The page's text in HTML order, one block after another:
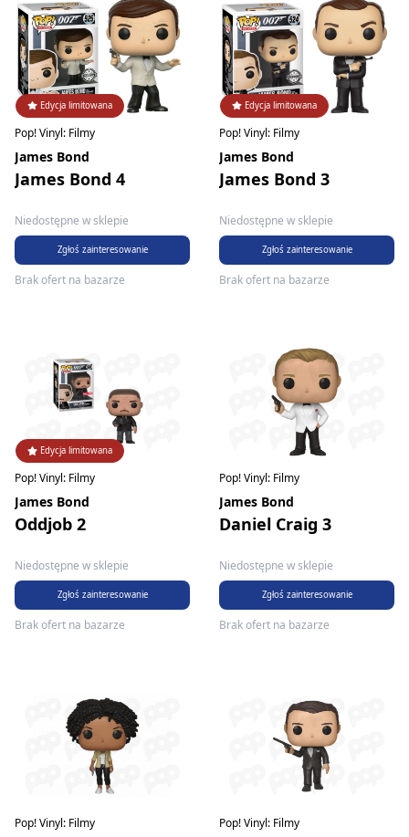
Edycja limitowana
Pop! Vinyl: Filmy
James Bond
James Bond 4
Niedostępne w sklepie
Zgłoś zainteresowanie
Brak ofert na bazarze
Edycja limitowana
Pop! Vinyl: Filmy
James Bond
James Bond 3
Niedostępne w sklepie
Zgłoś zainteresowanie
Brak ofert na bazarze
Edycja limitowana
Pop! Vinyl: Filmy
James Bond
Oddjob 2
Niedostępne w sklepie
Zgłoś zainteresowanie
Brak ofert na bazarze
Pop! Vinyl: Filmy
James Bond
Daniel Craig 3
Niedostępne w sklepie
Zgłoś zainteresowanie
Brak ofert na bazarze
Pop! Vinyl: Filmy Pop! Vinyl: Filmy